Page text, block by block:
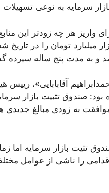
سرمایه به نوعی
واریز هر چه زودتر این
تومان را در تاریخ
آقابابایی»، رییس
بود: صندوق تثبیت بازار
به زودی مبالغ جدیدی
تثیت بازار سرمایه اما
اقدامی را ناشی از عوامل